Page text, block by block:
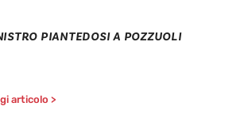
PIANTEDOSI A POZZUOLI
articolo >